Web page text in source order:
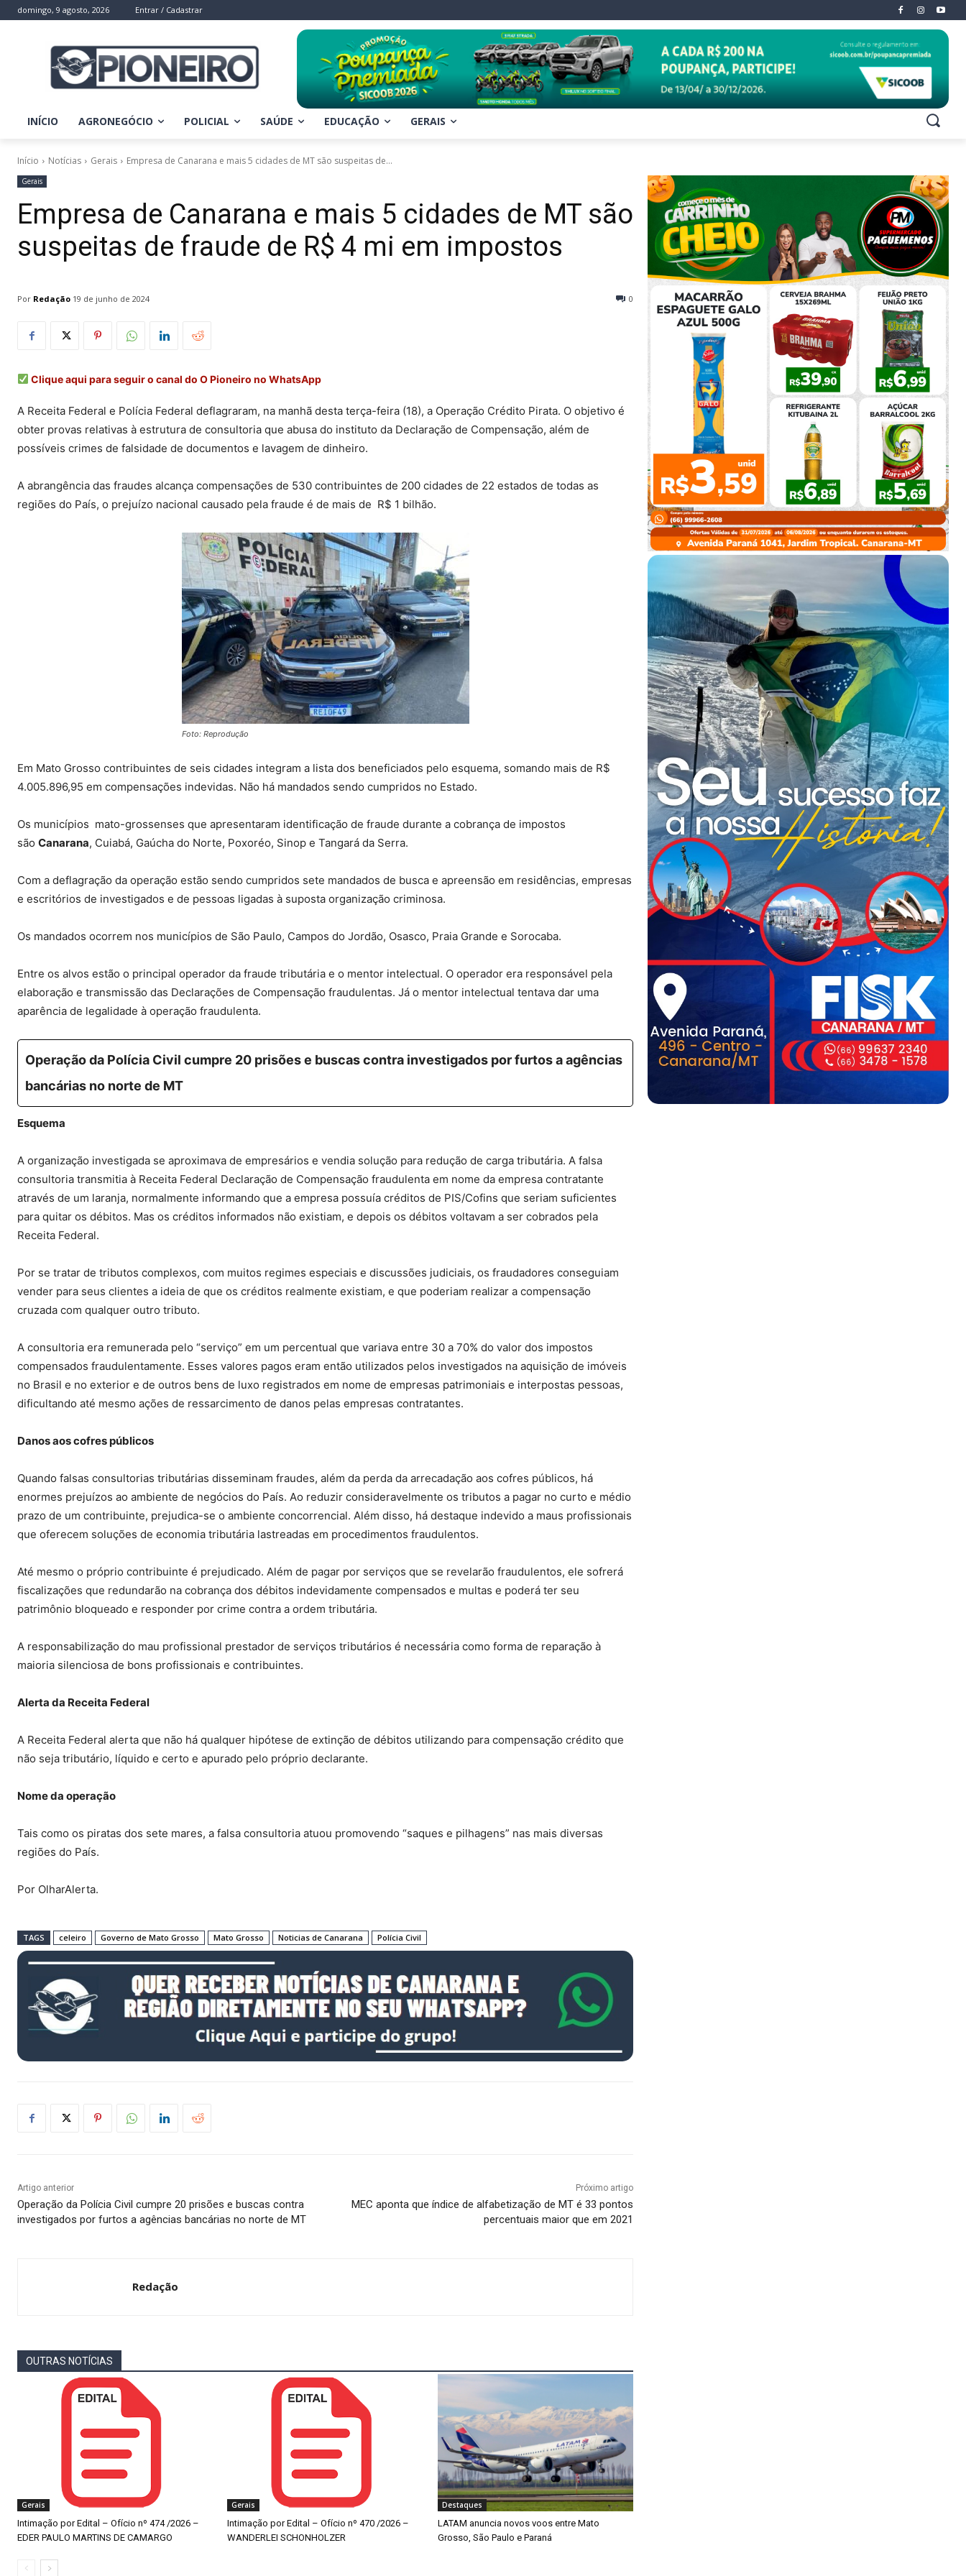
domingo, 9 agosto, 2026 Entrar / Cadastrar
INÍCIO AGRONEGÓCIO POLICIAL SAÚDE EDUCAÇÃO GERAIS
Início Notícias Gerais Empresa de Canarana e mais 5 cidades de MT são suspeitas de...
Gerais
Empresa de Canarana e mais 5 cidades de MT são
suspeitas de fraude de R$ 4 mi em impostos
Por Redação 0
19 de junho de 2024
Clique aqui para seguir o canal do O Pioneiro no WhatsApp
A Receita Federal e Polícia Federal deflagraram, na manhã desta terça-feira (18), a Operação Crédito Pirata. O objetivo é
obter provas relativas à estrutura de consultoria que abusa do instituto da Declaração de Compensação, além de
possíveis crimes de falsidade de documentos e lavagem de dinheiro.
A abrangência das fraudes alcança compensações de 530 contribuintes de 200 cidades de 22 estados de todas as
regiões do País, o prejuízo nacional causado pela fraude é de mais de R$ 1 bilhão.
Foto: Reprodução
Em Mato Grosso contribuintes de seis cidades integram a lista dos beneficiados pelo esquema, somando mais de R$
4.005.896,95 em compensações indevidas. Não há mandados sendo cumpridos no Estado.
Os municípios mato-grossenses que apresentaram identificação de fraude durante a cobrança de impostos
são Canarana, Cuiabá, Gaúcha do Norte, Poxoréo, Sinop e Tangará da Serra.
Com a deflagração da operação estão sendo cumpridos sete mandados de busca e apreensão em residências, empresas
e escritórios de investigados e de pessoas ligadas à suposta organização criminosa.
Os mandados ocorrem nos municípios de São Paulo, Campos do Jordão, Osasco, Praia Grande e Sorocaba.
Entre os alvos estão o principal operador da fraude tributária e o mentor intelectual. O operador era responsável pela
elaboração e transmissão das Declarações de Compensação fraudulentas. Já o mentor intelectual tentava dar uma
aparência de legalidade à operação fraudulenta.
Operação da Polícia Civil cumpre 20 prisões e buscas contra investigados por furtos a agências
bancárias no norte de MT
Esquema
A organização investigada se aproximava de empresários e vendia solução para redução de carga tributária. A falsa
consultoria transmitia à Receita Federal Declaração de Compensação fraudulenta em nome da empresa contratante
através de um laranja, normalmente informando que a empresa possuía créditos de PIS/Cofins que seriam suficientes
para quitar os débitos. Mas os créditos informados não existiam, e depois os débitos voltavam a ser cobrados pela
Receita Federal.
Por se tratar de tributos complexos, com muitos regimes especiais e discussões judiciais, os fraudadores conseguiam
vender para seus clientes a ideia de que os créditos realmente existiam, e que poderiam realizar a compensação
cruzada com qualquer outro tributo.
A consultoria era remunerada pelo “serviço” em um percentual que variava entre 30 a 70% do valor dos impostos
compensados fraudulentamente. Esses valores pagos eram então utilizados pelos investigados na aquisição de imóveis
no Brasil e no exterior e de outros bens de luxo registrados em nome de empresas patrimoniais e interpostas pessoas,
dificultando até mesmo ações de ressarcimento de danos pelas empresas contratantes.
Danos aos cofres públicos
Quando falsas consultorias tributárias disseminam fraudes, além da perda da arrecadação aos cofres públicos, há
enormes prejuízos ao ambiente de negócios do País. Ao reduzir consideravelmente os tributos a pagar no curto e médio
prazo de um contribuinte, prejudica-se o ambiente concorrencial. Além disso, há destaque indevido a maus profissionais
que oferecem soluções de economia tributária lastreadas em procedimentos fraudulentos.
Até mesmo o próprio contribuinte é prejudicado. Além de pagar por serviços que se revelarão fraudulentos, ele sofrerá
fiscalizações que redundarão na cobrança dos débitos indevidamente compensados e multas e poderá ter seu
patrimônio bloqueado e responder por crime contra a ordem tributária.
A responsabilização do mau profissional prestador de serviços tributários é necessária como forma de reparação à
maioria silenciosa de bons profissionais e contribuintes.
Alerta da Receita Federal
A Receita Federal alerta que não há qualquer hipótese de extinção de débitos utilizando para compensação crédito que
não seja tributário, líquido e certo e apurado pelo próprio declarante.
Nome da operação
Tais como os piratas dos sete mares, a falsa consultoria atuou promovendo “saques e pilhagens” nas mais diversas
regiões do País.
Por OlharAlerta.
TAGS celeiro Governo de Mato Grosso Mato Grosso Noticias de Canarana Polícia Civil
Artigo anterior
Operação da Polícia Civil cumpre 20 prisões e buscas contra
investigados por furtos a agências bancárias no norte de MT
Próximo artigo
MEC aponta que índice de alfabetização de MT é 33 pontos
percentuais maior que em 2021
Redação
OUTRAS NOTÍCIAS
Gerais
Intimação por Edital – Ofício nº 474 /2026 –
EDER PAULO MARTINS DE CAMARGO
Gerais
Intimação por Edital – Ofício nº 470 /2026 –
WANDERLEI SCHONHOLZER
Destaques
LATAM anuncia novos voos entre Mato
Grosso, São Paulo e Paraná